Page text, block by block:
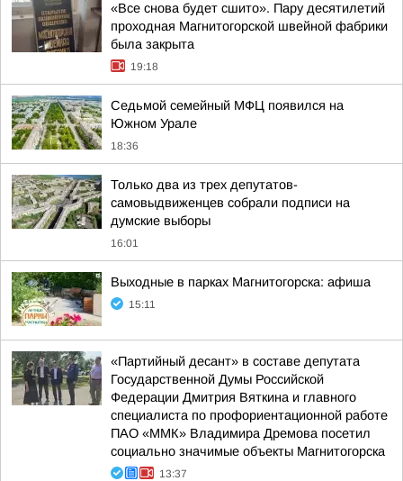
«Все снова будет сшито». Пару десятилетий
проходная Магнитогорской швейной фабрики
была закрыта
19:18
Седьмой семейный МФЦ появился на
Южном Урале
18:36
Только два из трех депутатов-
самовыдвиженцев собрали подписи на
думские выборы
16:01
Выходные в парках Магнитогорска: афиша
15:11
«Партийный десант» в составе депутата
Государственной Думы Российской
Федерации Дмитрия Вяткина и главного
специалиста по профориентационной работе
ПАО «ММК» Владимира Дремова посетил
социально значимые объекты Магнитогорска
13:37